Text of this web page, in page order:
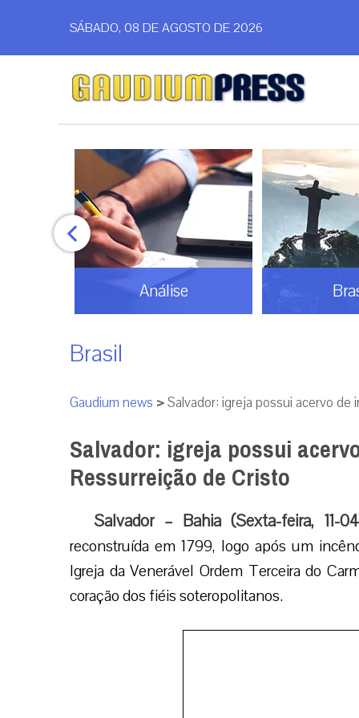
SÁBADO, 08 DE AGOSTO DE 2026
Análise
Brasil
Gaudium news >Salvador: igreja possui acervo de
Salvador: igreja possui
Ressurreição de Cristo
Salvador – Bahia (Sexta-feira, 11-
reconstruída em 1799, logo após um
Igreja da Venerável Ordem Terceira do
coração dos fiéis soteropolitanos.